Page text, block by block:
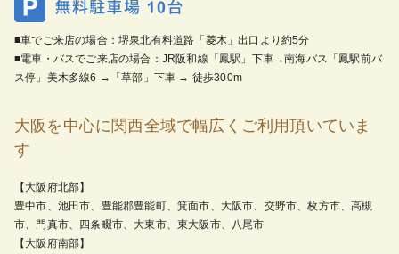
■車でご来店の場合：堺泉北有料道路「菱木」出口より約5分
■電車・バスでご来店の場合：JR阪和線「鳳駅」下車→南海バス「鳳駅前バ
ス停」美木多線6 →「草部」下車 → 徒歩300m
大阪を中心に関西全域で幅広くご利用頂いていま
す
【大阪府北部】
豊中市、池田市、豊能郡豊能町、箕面市、大阪市、交野市、枚方市、高槻
市、門真市、四条畷市、大東市、東大阪市、八尾市
【大阪府南部】